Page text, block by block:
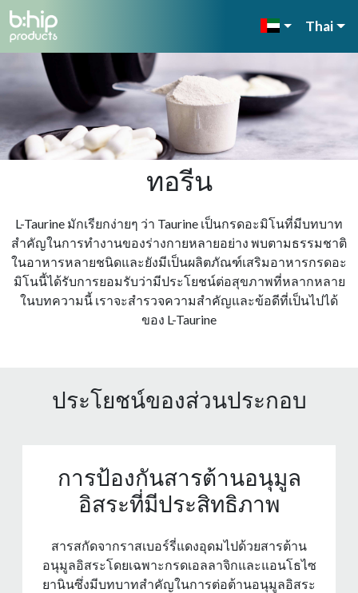
Thai
ทอรีน
L-Taurine มักเรียกง่ายๆ ว่า Taurine เป็นกรดอะมิโนที่มีบทบาท
สําคัญในการทํางานของร่างกายหลายอย่าง พบตามธรรมชาติ
ในอาหารหลายชนิดและยังมีเป็นผลิตภัณฑ์เสริมอาหารกรดอะ
มิโนนี้ได้รับการยอมรับว่ามีประโยชน์ต่อสุขภาพที่หลากหลาย
ในบทความนี้ เราจะสํารวจความสําคัญและข้อดีที่เป็นไปได้
ของ L-Taurine
ประโยชน์ของส่วนประกอบ
การป้องกันสารต้านอนุมูล
อิสระที่มีประสิทธิภาพ
สารสกัดจากราสเบอร์รี่แดงอุดมไปด้วยสารต้าน
อนุมูลอิสระโดยเฉพาะกรดเอลลาจิกและแอนโธไซ
ยานินซึ่งมีบทบาทสําคัญในการต่อต้านอนุมูลอิสระ